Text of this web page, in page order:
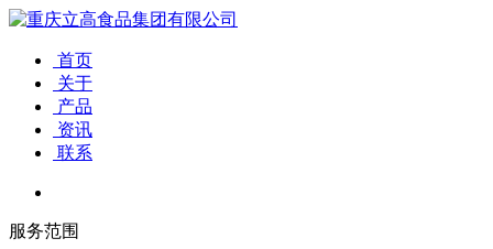
首页
关于
产品
资讯
联系
服务范围